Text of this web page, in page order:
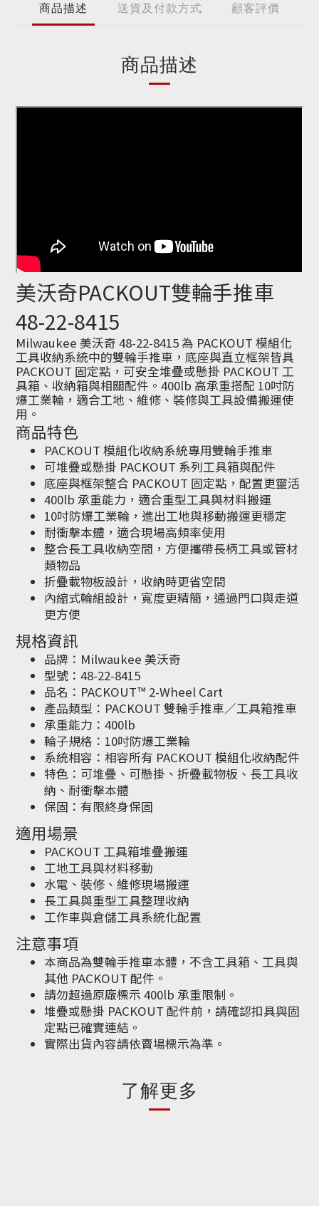
商品描述 送貨及付款方式 顧客評價
商品描述
美沃奇PACKOUT雙輪手推車
48-22-8415
Milwaukee 美沃奇 48-22-8415 為 PACKOUT 模組化
工具收納系統中的雙輪手推車，底座與直立框架皆具
PACKOUT 固定點，可安全堆疊或懸掛 PACKOUT 工
具箱、收納箱與相關配件。400lb 高承重搭配 10吋防
爆工業輪，適合工地、維修、裝修與工具設備搬運使
用。
商品特色
PACKOUT 模組化收納系統專用雙輪手推車
可堆疊或懸掛 PACKOUT 系列工具箱與配件
底座與框架整合 PACKOUT 固定點，配置更靈活
400lb 承重能力，適合重型工具與材料搬運
10吋防爆工業輪，進出工地與移動搬運更穩定
耐衝擊本體，適合現場高頻率使用
整合長工具收納空間，方便攜帶長柄工具或管材
類物品
折疊載物板設計，收納時更省空間
內縮式輪組設計，寬度更精簡，通過門口與走道
更方便
規格資訊
品牌：Milwaukee 美沃奇
型號：48-22-8415
品名：PACKOUT™ 2-Wheel Cart
產品類型：PACKOUT 雙輪手推車／工具箱推車
承重能力：400lb
輪子規格：10吋防爆工業輪
系統相容：相容所有 PACKOUT 模組化收納配件
特色：可堆疊、可懸掛、折疊載物板、長工具收
納、耐衝擊本體
保固：有限終身保固
適用場景
PACKOUT 工具箱堆疊搬運
工地工具與材料移動
水電、裝修、維修現場搬運
長工具與重型工具整理收納
工作車與倉儲工具系統化配置
注意事項
本商品為雙輪手推車本體，不含工具箱、工具與
其他 PACKOUT 配件。
請勿超過原廠標示 400lb 承重限制。
堆疊或懸掛 PACKOUT 配件前，請確認扣具與固
定點已確實連結。
實際出貨內容請依賣場標示為準。
了解更多